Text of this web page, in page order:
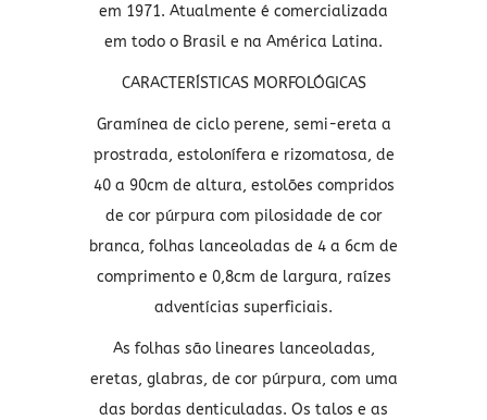
em 1971. Atualmente é comercializada
em todo o Brasil e na América Latina.
CARACTERÍSTICAS MORFOLÓGICAS
Gramínea de ciclo perene, semi-ereta a
prostrada, estolonífera e rizomatosa, de
40 a 90cm de altura, estolões compridos
de cor púrpura com pilosidade de cor
branca, folhas lanceoladas de 4 a 6cm de
comprimento e 0,8cm de largura, raízes
adventícias superficiais.
As folhas são lineares lanceoladas,
eretas, glabras, de cor púrpura, com uma
das bordas denticuladas. Os talos e as